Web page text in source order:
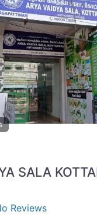
SALA
Reviews